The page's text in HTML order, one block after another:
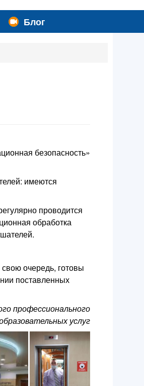
Блог
безопасность»
имеются
проводится
обработка
очередь, готовы
поставленных
профессионального
услуг